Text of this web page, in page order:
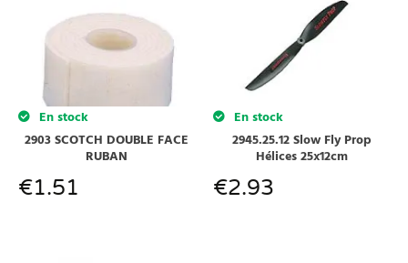
En stock
2903 SCOTCH DOUBLE FACE
RUBAN
€1.51
En stock
2945.25.12 Slow Fly Prop
Hélices 25x12cm
€2.93